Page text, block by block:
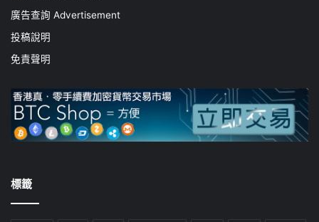
廣告查詢 Advertisement
投稿說明
免責聲明
標籤